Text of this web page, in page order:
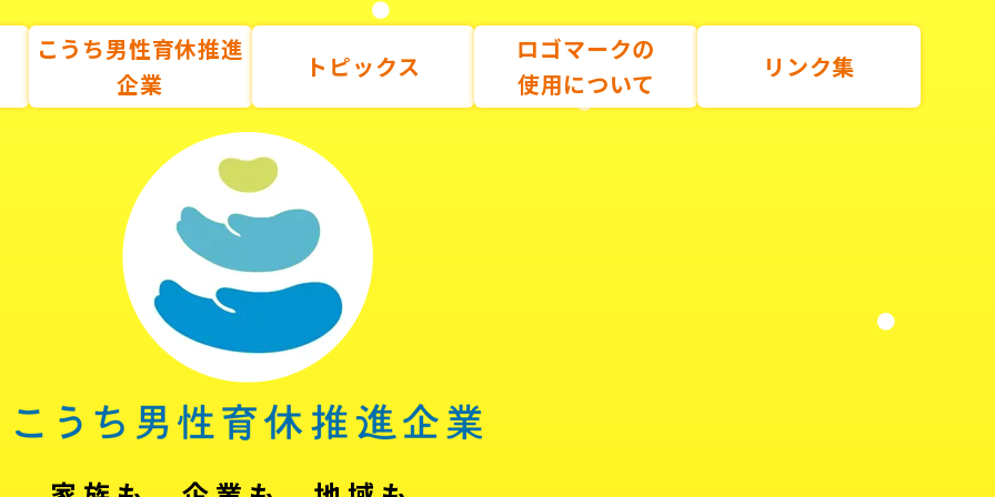
こうち男性育休推進
企業
トピックス
ロゴマークの
使用について
リンク集